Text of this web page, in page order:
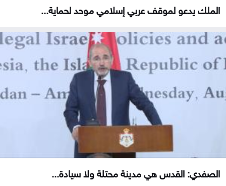
الملك يدعو لموقف عربي إسلامي موحد لحماية...
الصفدي: القدس هي مدينة محتلة ولا سيادة...